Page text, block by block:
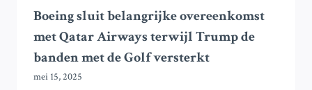
Boeing sluit belangrijke overeenkomst
met Qatar Airways terwijl Trump de
banden met de Golf versterkt
mei 15, 2025